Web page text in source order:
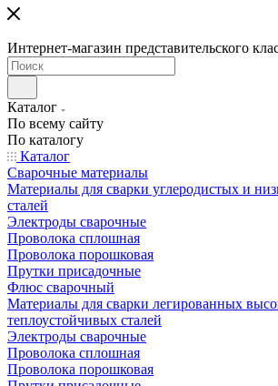
Интернет-магазин представительского
Каталог
По всему сайту
По каталогу
Каталог
Сварочные материалы
Материалы для сварки углеродистых и
сталей
Электроды сварочные
Проволока сплошная
Проволока порошковая
Прутки присадочные
Флюс сварочный
Материалы для сварки легированных
теплоустойчивых сталей
Электроды сварочные
Проволока сплошная
Проволока порошковая